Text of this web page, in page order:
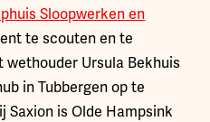
Sloopwerken en
te scouten en te
wethouder Ursula Bekhuis
in Tubbergen op te
Saxion is Olde Hampsink